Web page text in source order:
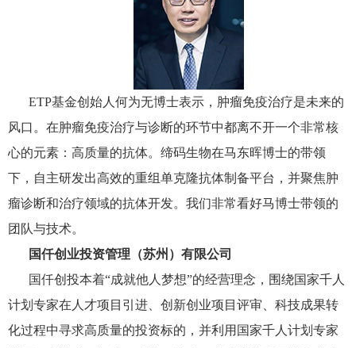
ETP基金创始人何为无博士表示，肿瘤免疫治疗是未来的
风口。在肿瘤免疫治疗与诊断的环节中都离不开一个非常核
心的元素：高质量的抗体。缔码生物在马东晖博士的带领
下，自主研发出高效的重组单克隆抗体制备平台，并聚焦肿
瘤诊断和治疗领域的抗体开发。我们非常看好马博士带领的
团队与技术。
国仟创业投资管理（苏州）有限公司
国仟创投本着“成就他人梦想”的经营理念，围绕国家千人
计划专家在人才项目引进、创新创业项目评审、科技成果转
化过程中寻求高质量的投资标的，并利用国家千人计划专家